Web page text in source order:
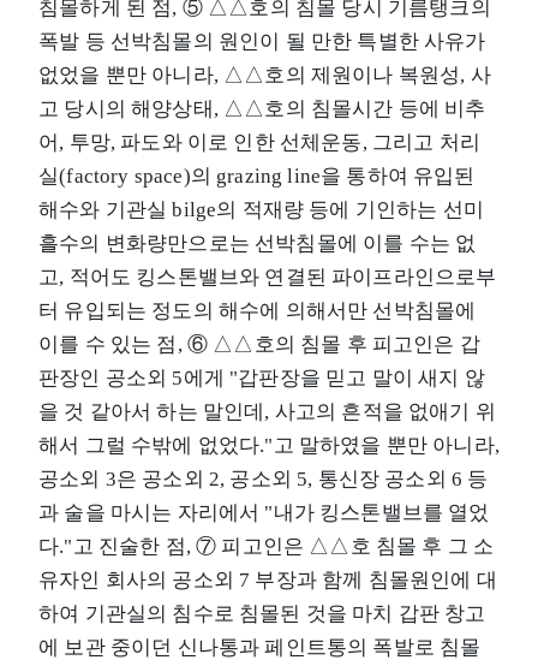
침몰하게 된 점, ⑤ △△호의 침몰 당시 기름탱크의
폭발 등 선박침몰의 원인이 될 만한 특별한 사유가
없었을 뿐만 아니라, △△호의 제원이나 복원성, 사
고 당시의 해양상태, △△호의 침몰시간 등에 비추
어, 투망, 파도와 이로 인한 선체운동, 그리고 처리
실(factory space)의 grazing line을 통하여 유입된
해수와 기관실 bilge의 적재량 등에 기인하는 선미
흘수의 변화량만으로는 선박침몰에 이를 수는 없
고, 적어도 킹스톤밸브와 연결된 파이프라인으로부
터 유입되는 정도의 해수에 의해서만 선박침몰에
이를 수 있는 점, ⑥ △△호의 침몰 후 피고인은 갑
판장인 공소외 5에게 "갑판장을 믿고 말이 새지 않
을 것 같아서 하는 말인데, 사고의 흔적을 없애기 위
해서 그럴 수밖에 없었다."고 말하였을 뿐만 아니라,
공소외 3은 공소외 2, 공소외 5, 통신장 공소외 6 등
과 술을 마시는 자리에서 "내가 킹스톤밸브를 열었
다."고 진술한 점, ⑦ 피고인은 △△호 침몰 후 그 소
유자인 회사의 공소외 7 부장과 함께 침몰원인에 대
하여 기관실의 침수로 침몰된 것을 마치 갑판 창고
에 보관 중이던 신나통과 페인트통의 폭발로 침몰